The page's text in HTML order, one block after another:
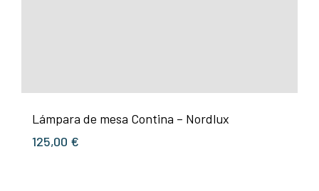
Lámpara de mesa Contina – Nordlux
125,00 €